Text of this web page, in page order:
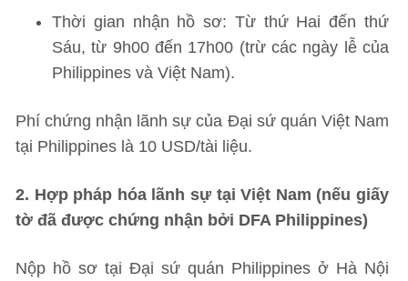
Thời gian nhận hồ sơ: Từ thứ Hai đến thứ
Sáu, từ 9h00 đến 17h00 (trừ các ngày lễ của
Philippines và Việt Nam).
Phí chứng nhận lãnh sự của Đại sứ quán Việt Nam
tại Philippines là 10 USD/tài liệu.
2. Hợp pháp hóa lãnh sự tại Việt Nam (nếu giấy
tờ đã được chứng nhận bởi DFA Philippines)
Nộp hồ sơ tại Đại sứ quán Philippines ở Hà Nội